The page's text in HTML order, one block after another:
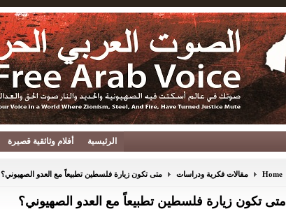
الرئيسية أفلام وثائقية قصيرة
Home مقالات فكرية ودراسات متى تكون زيارة فلسطين تطبيعاً مع العدو الصهيوني؟
متى تكون زيارة فلسطين تطبيعاً مع العدو الصهيوني؟